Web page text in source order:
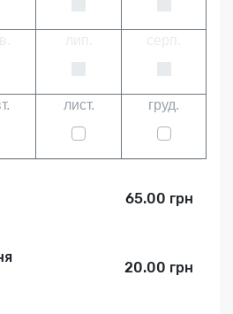
лист. груд.
65.00 грн
20.00 грн